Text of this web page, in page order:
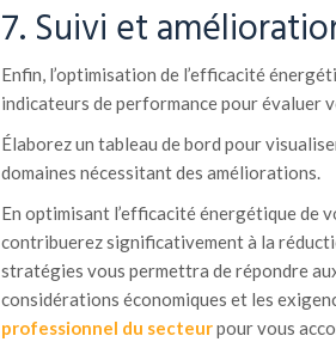
7. Suivi et
Enfin, l’optimisation de l’efficacité
indicateurs de performance pour évaluer
Élaborez un tableau de bord pour
domaines nécessitant des améliorations.
En optimisant l’efficacité énergétique de
contribuerez significativement à la
stratégies vous permettra de répondre
considérations économiques et les
professionnel du secteurpour vous